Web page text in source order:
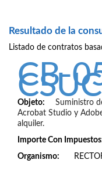
Resultado de la
Listado de contratos
CB-
CSUC
Objeto:
Suministro
Acrobat Studio y
alquiler.
Importe Con
Organismo: